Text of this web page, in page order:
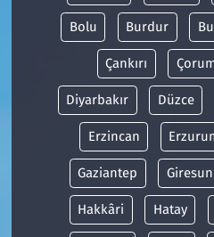
Bolu Burdur
Çankırı
Diyarbakır Düzce
Erzincan
Gaziantep Giresun
Hakkâri Hatay